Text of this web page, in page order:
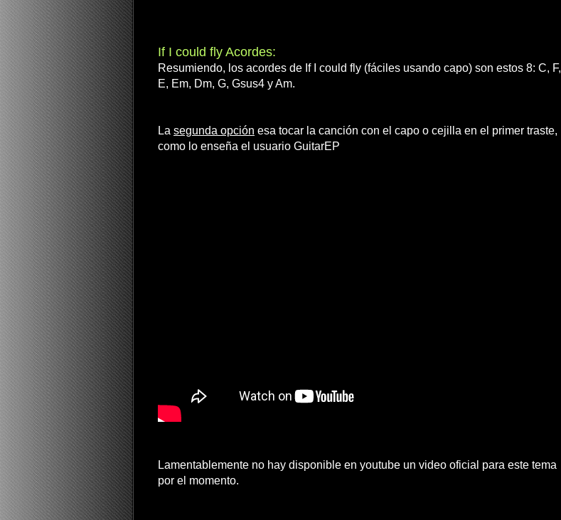
If I could fly Acordes:
Resumiendo, los acordes de If I could fly (fáciles usando capo) son estos 8: C, F,
E, Em, Dm, G, Gsus4 y Am.
La segunda opción esa tocar la canción con el capo o cejilla en el primer traste,
como lo enseña el usuario GuitarEP
Lamentablemente no hay disponible en youtube un video oficial para este tema
por el momento.